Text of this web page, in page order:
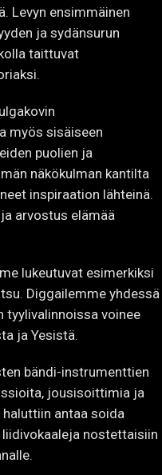
Levyn ensimmäinen
ja sydänsurun
taittuvat
myös sisäiseen
puolien ja
näkökulman kantilta
inspiraation lähteinä.
arvostus elämää
lukeutuvat esimerkiksi
Diggailemme yhdessä
tyylivalinnoissa voinee
ja Yesistä.
bändi-instrumenttien
jousisoittimia ja
antaa soida
liidivokaaleja nostettaisiin